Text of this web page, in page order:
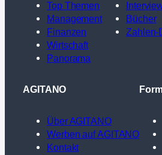
Top Themen
Management
Finanzen
Wirtschaft
Panorama
Bücher
Zahlen-
AGITANO
Über AGITANO
Werben auf AGITANO
Kontakt